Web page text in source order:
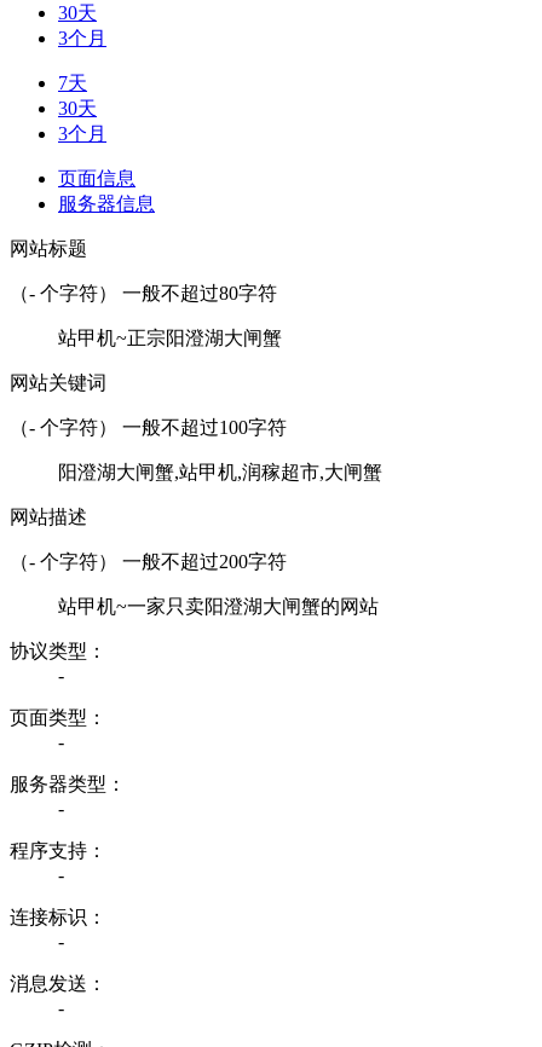
30天
3个月
7天
30天
3个月
页面信息
服务器信息
网站标题
（- 个字符） 一般不超过80字符
站甲机~正宗阳澄湖大闸蟹
网站关键词
（- 个字符） 一般不超过100字符
阳澄湖大闸蟹,站甲机,润稼超市,大闸蟹
网站描述
（- 个字符） 一般不超过200字符
站甲机~一家只卖阳澄湖大闸蟹的网站
协议类型：
-
页面类型：
-
服务器类型：
-
程序支持：
-
连接标识：
-
消息发送：
-